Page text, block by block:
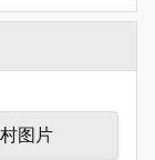
图片